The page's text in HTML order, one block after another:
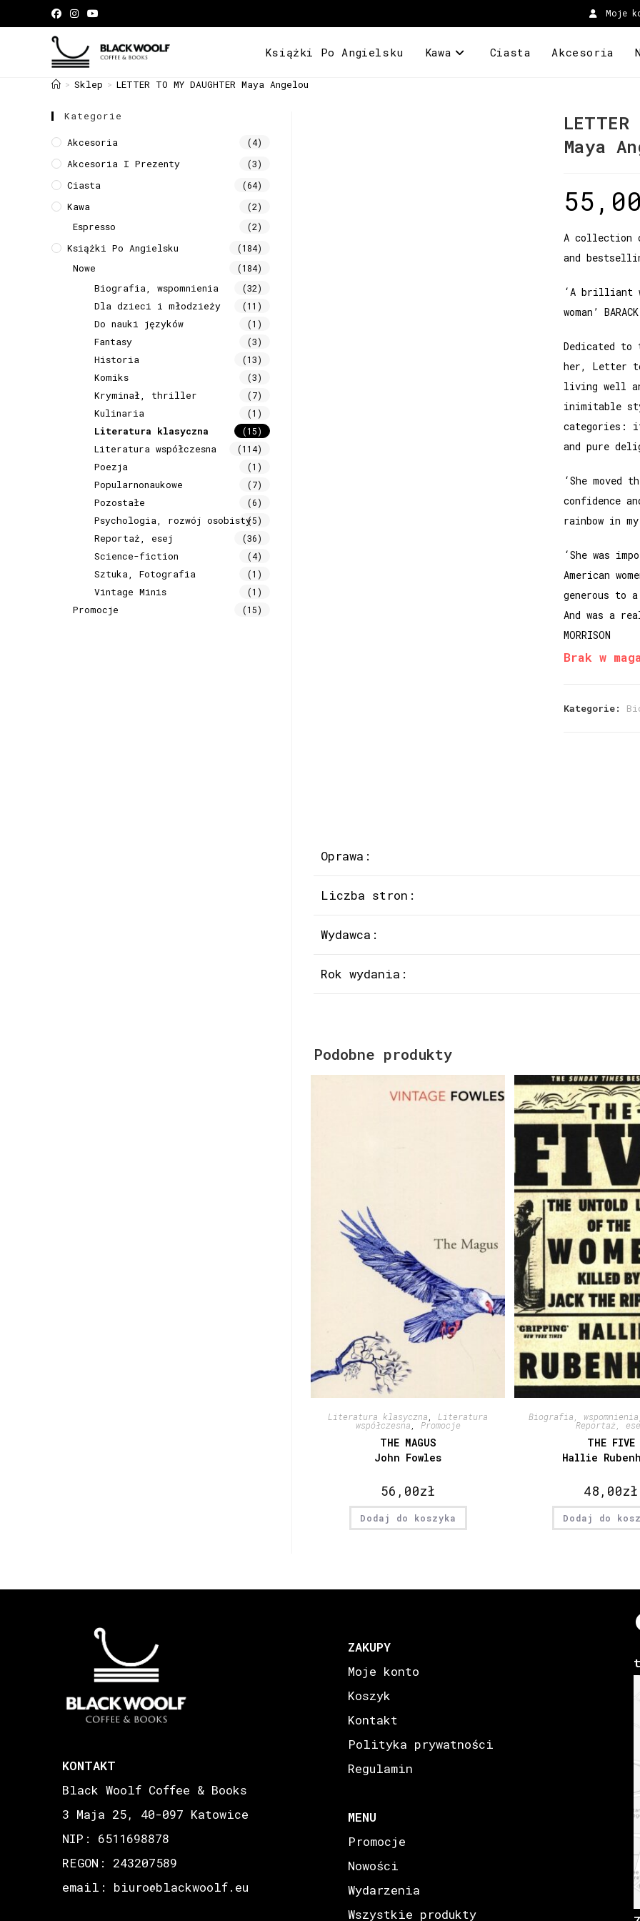
Moje
Książki Po Angielsku Kawa Ciasta Akcesoria
> Sklep > LETTER TO MY DAUGHTER Maya Angelou
LETTER
Maya
A collection
and
‘A brilliant
woman’
Dedicated to
her, Letter to
living well
inimitable
categories:
and pure
‘She moved
confidence
rainbow in my
‘She was
American
generous to
And was a
MORRISON
Brak w
Kategorie:
Oprawa:
Liczba stron:
Wydawca:
Rok wydania:
Podobne produkty
Literatura klasyczna,Literatura
współczesna, Promocje
THE MAGUS
John Fowles
56,00zł
Dodaj do koszyka
Biografia, wspomnienia
Reportaż,
THE FIVE
Hallie
48,00zł
Dodaj do
Kategorie
Akcesoria (4)
Akcesoria I Prezenty (3)
Ciasta (64)
Kawa (2)
Espresso (2)
Książki Po Angielsku (184)
Nowe (184)
Biografia, wspomnienia (32)
Dla dzieci i młodzieży (11)
Do nauki języków (1)
Fantasy (3)
Historia (13)
Komiks (3)
Kryminał, thriller (7)
Kulinaria (1)
Literatura klasyczna (15)
Literatura współczesna (114)
Poezja (1)
Popularnonaukowe (7)
Pozostałe (6)
Psychologia, rozwój osobisty(5)
Reportaż, esej (36)
Science-fiction (4)
Sztuka, Fotografia (1)
Vintage Minis (1)
Promocje (15)
KONTAKT
Black Woolf Coffee & Books
3 Maja 25, 40-097 Katowice
NIP: 6511698878
REGON: 243207589
email: biuro@blackwoolf.eu
ZAKUPY
Moje konto
Koszyk
Kontakt
Polityka prywatności
Regulamin
MENU
Promocje
Nowości
Wydarzenia
Wszystkie produkty